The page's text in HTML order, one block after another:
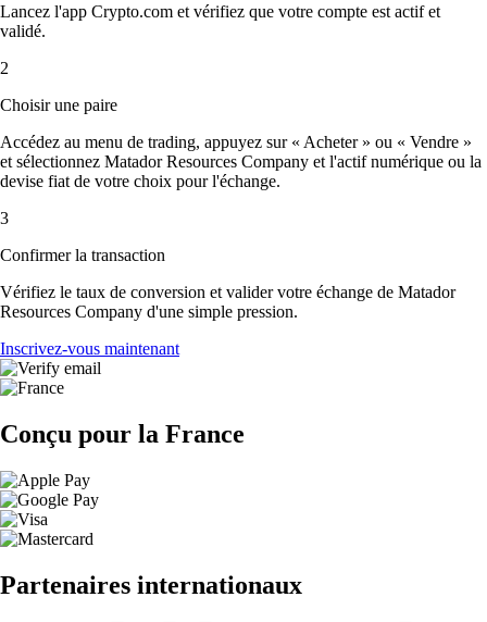
Lancez l'app Crypto.com et vérifiez que votre compte est actif et
validé.
2
Choisir une paire
Accédez au menu de trading, appuyez sur « Acheter » ou « Vendre »
et sélectionnez Matador Resources Company et l'actif numérique ou la
devise fiat de votre choix pour l'échange.
3
Confirmer la transaction
Vérifiez le taux de conversion et valider votre échange de Matador
Resources Company d'une simple pression.
Inscrivez-vous maintenant
Conçu pour la France
Partenaires internationaux